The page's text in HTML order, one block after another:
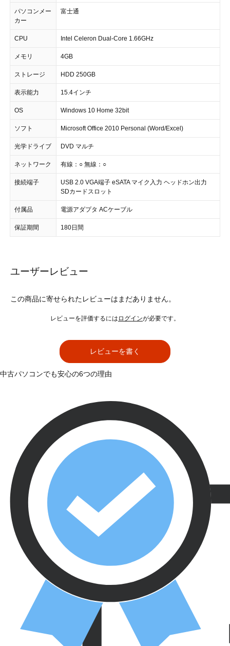
パソコンメー
カー
富士通
CPU Intel Celeron Dual-Core 1.66GHz
メモリ 4GB
ストレージ HDD 250GB
表示能力 15.4インチ
OS Windows 10 Home 32bit
ソフト Microsoft Office 2010 Personal (Word/Excel)
光学ドライブ DVD マルチ
ネットワーク 有線：○ 無線：○
接続端子
USB 2.0 VGA端子 eSATA マイク入力 ヘッドホン出力
SDカードスロット
付属品 電源アダプタ ACケーブル
保証期間 180日間
ユーザーレビュー
この商品に寄せられたレビューはまだありません。
レビューを評価するには ログインが必要です。
レビューを書く
中古パソコンでも安心の6つの理由